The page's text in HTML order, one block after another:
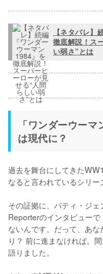
【ネタバレ】
徹底解説！ス
い弱さ”とは
「ワンダーウー
は現代に？
過去を舞台にしてきた
なると言われているシリー
その証拠に、パティ・ジ
Reporterのインタビュー
ないんです。だって、あ
り？ 前に進まなければ。
語りました。